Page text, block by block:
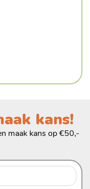
kans!
maak kans op €50,-